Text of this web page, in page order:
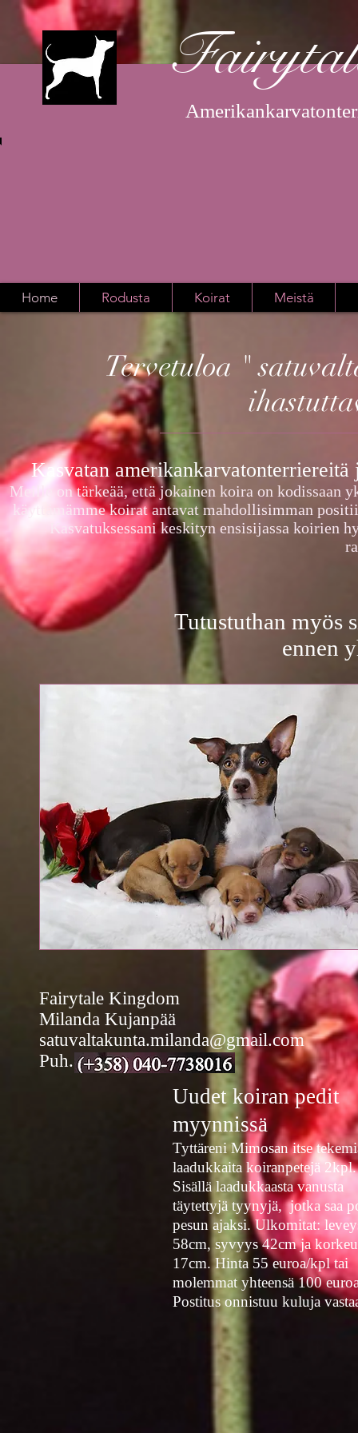
Home Rodusta Koirat Meistä
Tervetuloa "
Kasvatan
Meille on tärkeää, että jokainen koira on kodissaan
käyttämämme koirat antavat mahdollisimman
Kasvatuksessani keskityn ensisijassa koirien
Tutustuthan myös
ennen
Fairytale Kingdom
Milanda Kujanpää
satuvaltakunta.milanda@gmail.com
Puh.
Uudet koiran pedit
myynnissä
Tyttäreni Mimosan itse
laadukkaita koiranpetejä 2kpl.
Sisällä laadukkaasta vanusta
täytettyjä tyynyjä, jotka saa
pesun ajaksi. Ulkomitat:
58cm, syvyys 42cm ja
17cm. Hinta 55 euroa/kpl tai
molemmat yhteensä 100
Postitus onnistuu kuluja